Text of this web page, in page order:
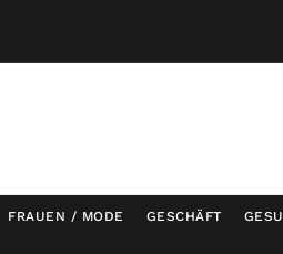
FRAUEN / MODE GESCHÄFT